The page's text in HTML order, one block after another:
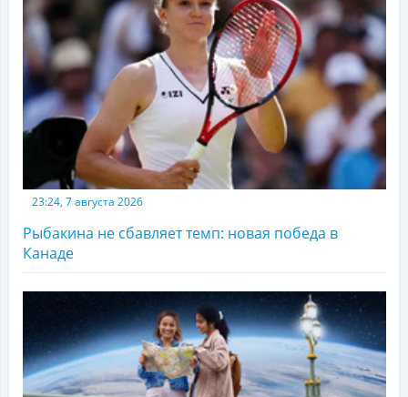
23:24, 7 августа 2026
Рыбакина не сбавляет темп: новая победа в
Канаде